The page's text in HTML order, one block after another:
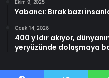
Ekim 9, 2025
Yabancı: Bırak bazı
Ocak 14, 2026
400 yıldır akıyor,
yeryüzünde dolaşmaya